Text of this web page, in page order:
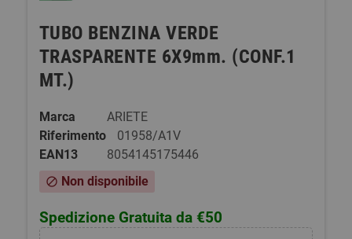
TUBO BENZINA VERDE
TRASPARENTE 6X9mm. (CONF.1
MT.)
Marca
ARIETE
Riferimento
01958/A1V
EAN13
8054145175446
block Non disponibile
Spedizione Gratuita da €50